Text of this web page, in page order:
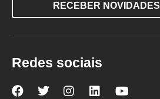
RECEBER NOVIDADES
Redes sociais
NovaNova Nova Nova